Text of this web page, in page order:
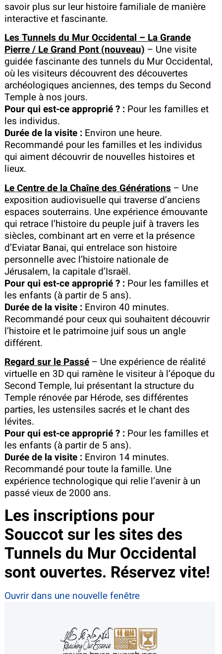
savoir plus sur leur histoire familiale de manière
interactive et fascinante.
Les Tunnels du Mur Occidental – La Grande
Pierre / Le Grand Pont (nouveau) – Une visite
guidée fascinante des tunnels du Mur Occidental,
où les visiteurs découvrent des découvertes
archéologiques anciennes, des temps du Second
Temple à nos jours.
Pour qui est-ce approprié ? : Pour les familles et
les individus.
Durée de la visite : Environ une heure.
Recommandé pour les familles et les individus
qui aiment découvrir de nouvelles histoires et
lieux.
Le Centre de la Chaîne des Générations – Une
exposition audiovisuelle qui traverse d’anciens
espaces souterrains. Une expérience émouvante
qui retrace l’histoire du peuple juif à travers les
siècles, combinant art en verre et la présence
d’Eviatar Banai, qui entrelace son histoire
personnelle avec l’histoire nationale de
Jérusalem, la capitale d’Israël.
Pour qui est-ce approprié ? : Pour les familles et
les enfants (à partir de 5 ans).
Durée de la visite : Environ 40 minutes.
Recommandé pour ceux qui souhaitent découvrir
l’histoire et le patrimoine juif sous un angle
différent.
Regard sur le Passé – Une expérience de réalité
virtuelle en 3D qui ramène le visiteur à l’époque du
Second Temple, lui présentant la structure du
Temple rénovée par Hérode, ses différentes
parties, les ustensiles sacrés et le chant des
lévites.
Pour qui est-ce approprié ? : Pour les familles et
les enfants (à partir de 5 ans).
Durée de la visite : Environ 14 minutes.
Recommandé pour toute la famille. Une
expérience technologique qui relie l’avenir à un
passé vieux de 2000 ans.
Les inscriptions pour
Souccot sur les sites des
Tunnels du Mur Occidental
sont ouvertes. Réservez vite!
Ouvrir dans une nouvelle fenêtre